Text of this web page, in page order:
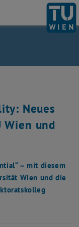
Neues
Wien und
– mit diesem
Wien und die